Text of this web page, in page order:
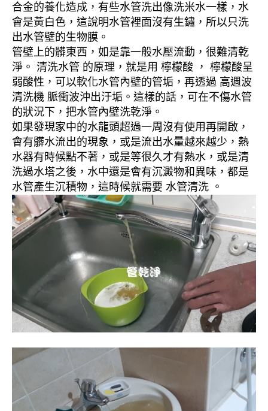
合金的養化造成，有些水管洗出像洗米水一樣，水
會是黃白色，這說明水管裡面沒有生鏽，所以只洗
出水管壁的生物膜。
管壁上的髒東西，如是靠一般水壓流動，很難清乾
淨。 清洗水管 的原理，就是用 檸檬酸 ， 檸檬酸呈
弱酸性，可以軟化水管內壁的管垢，再透過 高週波
清洗機 脈衝波沖出汙垢。這樣的話，可在不傷水管
的狀況下，把水管內壁洗乾淨。
如果發現家中的水龍頭超過一周沒有使用再開啟，
會有髒水流出的現象，或是流出水量越來越少，熱
水器有時候點不著，或是等很久才有熱水，或是清
洗過水塔之後，水中還是會有沉澱物和異味，都是
水管產生沉積物，這時候就需要 水管清洗 。